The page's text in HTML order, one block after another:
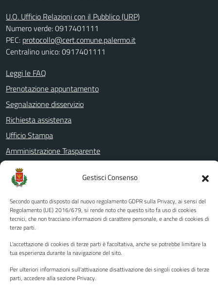
Gestisci Consenso
Secondo quanto disposto dal nuovo regolamento GDPR sulla Privacy, ai sensi del
Regolamento (UE) 2016/679, si rende noto che questo sito fa uso di cookies
tecnici, che non tracciano informazioni di carattere personale, e anche di cookies di
terze parti.
L'accettazione di cookies di terze parti è facoltativa, anche se potrebbe limitare la
tua esperienza durante la navigazione del sito.
Per ulteriori informazioni sull'attivazione disattivazione dei singoli cookies di terze
parti, accedere alla sezione Privacy.
U.O. Ufficio Relazioni con il Pubblico (URP)
Numero verde: 0917401111
PEC: protocollo@cert.comune.palermo.it
Centralino unico: 0917401111
Leggi le FAQ
Prenotazione appuntamento
Segnalazione disservizio
Richiesta assistenza
Ufficio Stampa
Amministrazione Trasparente
Albo pretorio
Informativa privacy
Note legali
Dichiarazione di accessibilità
Piano di miglioramento del sito
SEGUICI SU
FacebookYouTubeTwitter